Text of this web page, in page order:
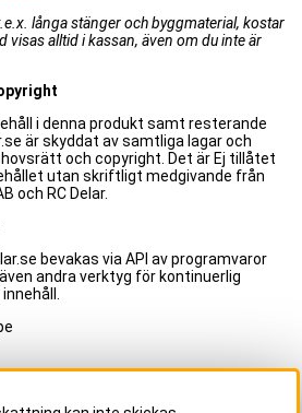
långa stänger och byggmaterial, kostar
visas alltid i kassan, även om du inte är
i denna produkt samt resterande
är skyddat av samtliga lagar och
och copyright. Det är Ej tillåtet
utan skriftligt medgivande från
och RC Delar.
bevakas via API av programvaror
andra verktyg för kontinuerlig